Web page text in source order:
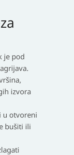
je pod
izvora
u otvoreni
bušiti ili